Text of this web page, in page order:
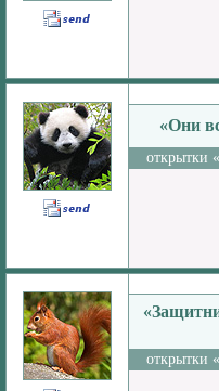
«Они
открытки
открытки